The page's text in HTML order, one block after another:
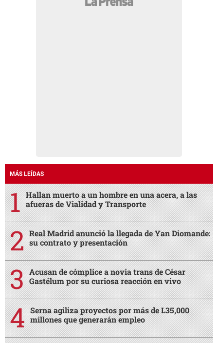
MÁS LEÍDAS
Hallan muerto a un hombre en una acera, a las
afueras de Vialidad y Transporte
Real Madrid anunció la llegada de Yan Diomande:
su contrato y presentación
Acusan de cómplice a novia trans de César
Gastélum por su curiosa reacción en vivo
Serna agiliza proyectos por más de L35,000
millones que generarán empleo